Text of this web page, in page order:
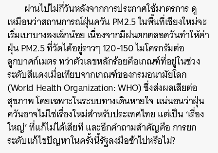
ผ่านไปไม่กี่วันหลังจากการประกาศใช้มาตรการ ดู
เหมือนว่าสถานการณ์ฝุ่นควัน PM2.5 ในพื้นที่เชียงใหม่จะ
เริ่มเบาบางลงเล็กน้อย เนื่องจากมีฝนตกตลอดวันทำให้ค่า
ฝุ่น PM2.5 ที่วัดได้อยู่ราวๆ 120-150 ไมโครกรัมต่อ
ลูกบาศก์เมตร ทว่าตัวเลขหลักร้อยคือเกณฑ์ที่อยู่ในช่วง
ระดับสีแดงเมื่อเทียบจากเกณฑ์ของกรมอนามัยโลก
(World Health Organization: WHO) ซึ่งส่งผลเสียต่อ
สุขภาพ โดยเฉพาะในระบบทางเดินหายใจ แน่นอนว่าฝุ่น
ควันอาจไม่ใช่เรื่องใหม่สำหรับประเทศไทย แต่เป็น ‘เรื่อง
ใหญ่’ ที่แก้ไม่ได้เสียที และอีกคำถามสำคัญคือ การยก
ระดับแก้ไขปัญหาในครั้งนี้รัฐลงมือช้าไปหรือไม่?